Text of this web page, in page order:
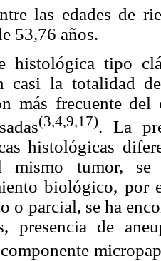
las edades de
53,76 años.
histológica tipo
casi la totalidad
más frecuente
(3,4,9,17). La
histológicas
mismo tumor,
biológico, por
o parcial, se ha
presencia de